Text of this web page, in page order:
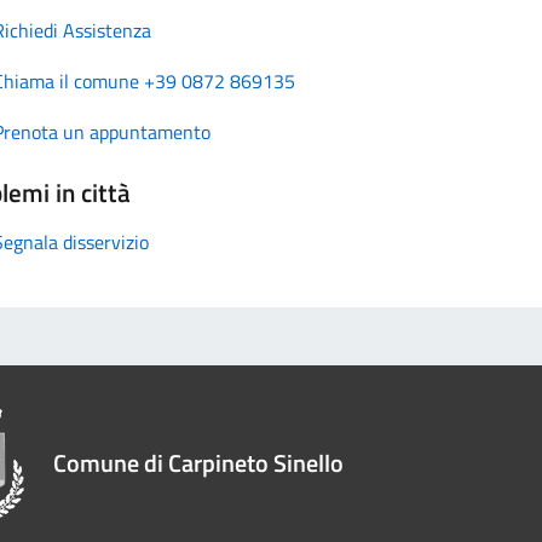
Assistenza
il comune +39 0872 869135
un appuntamento
in città
disservizio
Comune di Carpineto Sinello